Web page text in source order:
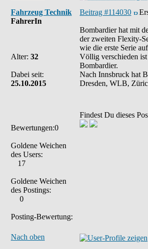
Fahrzeug Technik
FahrerIn
Alter: 32
Dabei seit:
25.10.2015
Bewertungen:0
Goldene Weichen
des Users:
17
Goldene Weichen
des Postings:
0
Posting-Bewertung:
Beitrag #114030
Bombardier hat mit
der zweiten Flexity-
wie die erste Serie
Völlig verschieden
Bombardier.
Nach Innsbruck hat
Dresden, WLB,
Findest Du dieses
Nach oben